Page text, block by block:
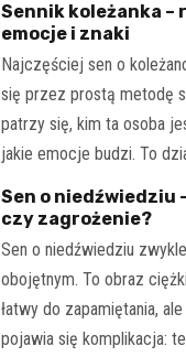
Sennik koleżanka –
emocje i znaki
Najczęściej sen o
się przez prostą metodę
patrzy się, kim ta osoba
jakie emocje budzi. To
Sen o niedźwiedziu
czy zagrożenie?
Sen o niedźwiedziu
obojętnym. To obraz
łatwy do zapamiętania, ale
pojawia się komplikacja: